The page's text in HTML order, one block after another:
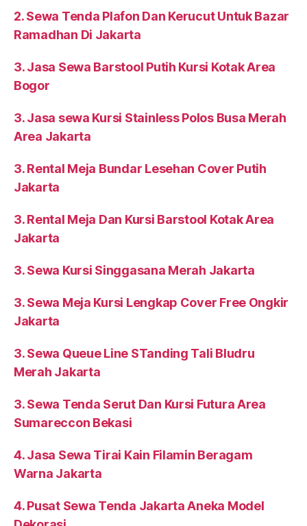
2. Sewa Tenda Plafon Dan Kerucut Untuk Bazar
Ramadhan Di Jakarta
3. Jasa Sewa Barstool Putih Kursi Kotak Area
Bogor
3. Jasa sewa Kursi Stainless Polos Busa Merah
Area Jakarta
3. Rental Meja Bundar Lesehan Cover Putih
Jakarta
3. Rental Meja Dan Kursi Barstool Kotak Area
Jakarta
3. Sewa Kursi Singgasana Merah Jakarta
3. Sewa Meja Kursi Lengkap Cover Free Ongkir
Jakarta
3. Sewa Queue Line STanding Tali Bludru
Merah Jakarta
3. Sewa Tenda Serut Dan Kursi Futura Area
Sumareccon Bekasi
4. Jasa Sewa Tirai Kain Filamin Beragam
Warna Jakarta
4. Pusat Sewa Tenda Jakarta Aneka Model